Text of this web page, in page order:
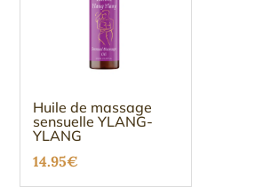
Huile de massage
sensuelle YLANG-
YLANG
14.95€